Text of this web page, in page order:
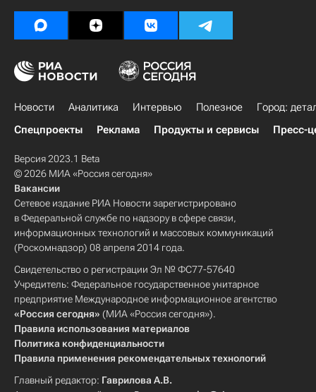
Новости Аналитика Интервью Полезное
Город:
Спецпроекты
Реклама Продукты и сервисы Пресс-
Версия 2023.1 Beta
© 2026 МИА «Россия сегодня»
Вакансии
Сетевое издание РИА Новости зарегистрировано
в Федеральной службе по надзору в сфере связи,
информационных технологий и массовых коммуникаций
(Роскомнадзор) 08 апреля 2014 года.
Свидетельство о регистрации Эл № ФС77-57640
Учредитель: Федеральное государственное унитарное
предприятие Международное информационное агентство
«Россия сегодня» (МИА «Россия сегодня»).
Правила использования материалов
Политика конфиденциальности
Правила применения рекомендательных технологий
Главный редактор: Гаврилова А.В.